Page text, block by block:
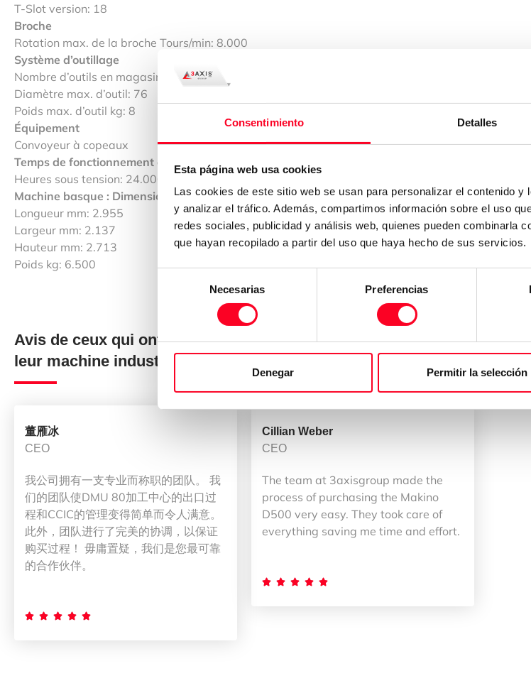
Consentimiento Detalles
Esta página web usa cookies
Las cookies de este sitio web se usan para personalizar el contenido
y analizar el tráfico. Además, compartimos información sobre el uso
redes sociales, publicidad y análisis web, quienes pueden combinarla
que hayan recopilado a partir del uso que haya hecho de sus servicios.
consentimiento
Necesarias Preferencias
Denegar Permitir la selección
T-Slot version: 18
Broche
Rotation max. de la broche Tours/min: 8.000
Système d’outillage
Nombre d’outils en magasin: 30
Diamètre max. d’outil: 76
Poids max. d’outil kg: 8
Équipement
Convoyeur à copeaux
Temps de fonctionnement de la machine :
Heures sous tension: 24.000
Machine basque : Dimensions/Poids
Longueur mm: 2.955
Largeur mm: 2.137
Hauteur mm: 2.713
Poids kg: 6.500
Avis de ceux qui ont acheté
leur machine industrielle chez 3Axis Group
董雁冰
CEO
我公司拥有一支专业而称职的团队。 我
们的团队使DMU 80加工中心的出口过
程和CCIC的管理变得简单而令人满意。
此外，团队进行了完美的协调，以保证
购买过程！ 毋庸置疑，我们是您最可靠
的合作伙伴。
    
Cillian Weber
CEO
The team at 3axisgroup made the
process of purchasing the Makino
D500 very easy. They took care of
everything saving me time and effort.
    